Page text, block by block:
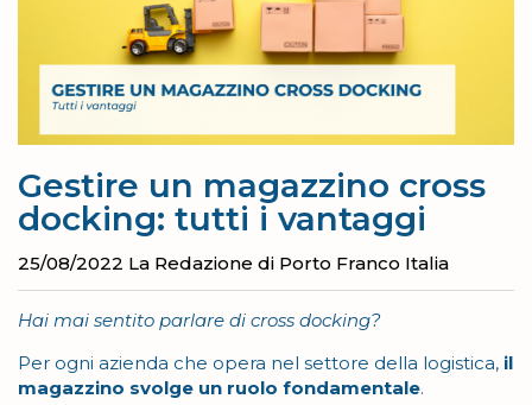
Gestire un magazzino cross
docking: tutti i vantaggi
25/08/2022 La Redazione di Porto Franco Italia
Hai mai sentito parlare di cross docking?
Per ogni azienda che opera nel settore della logistica, il
magazzino svolge un ruolo fondamentale.